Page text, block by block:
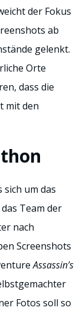
der Fokus
ab
gelenkt.
Orte
dass die
mit den
um das
Team der
nach
Screenshots
Assassin’s
Fotos soll so